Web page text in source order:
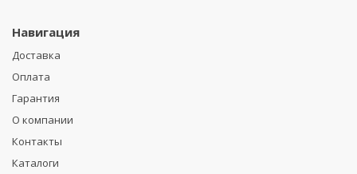
Навигация
Доставка
Оплата
Гарантия
О компании
Контакты
Каталоги